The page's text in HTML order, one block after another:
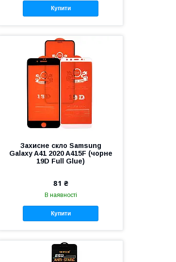
Купити
Захисне скло Samsung
Galaxy A41 2020 A415F (чорне
19D Full Glue)
81 ₴
В наявності
Купити